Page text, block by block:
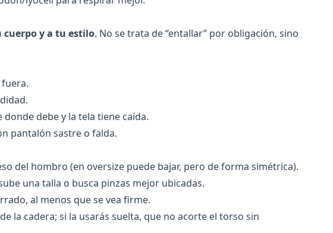
cuerpo y a tu estilo. No se trata de “entallar” por obligación, sino
debe y la tela tiene caída.
pantalón sastre o falda.
del hombro (en oversize puede bajar, pero de forma simétrica).
una talla o busca pinzas mejor ubicadas.
al menos que se vea firme.
la cadera; si la usarás suelta, que no acorte el torso sin